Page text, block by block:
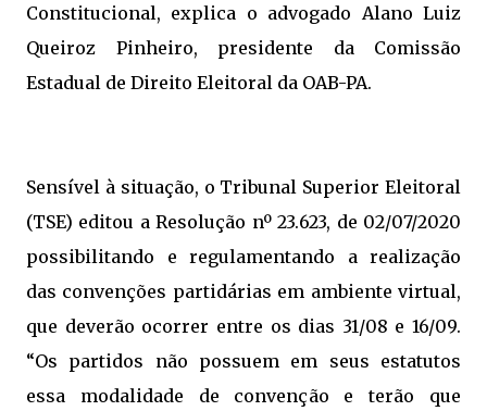
Constitucional, explica o advogado Alano Luiz
Queiroz Pinheiro, presidente da Comissão
Estadual de Direito Eleitoral da OAB-PA.
Sensível à situação, o Tribunal Superior Eleitoral
(TSE) editou a Resolução nº 23.623, de 02/07/2020
possibilitando e regulamentando a realização
das convenções partidárias em ambiente virtual,
que deverão ocorrer entre os dias 31/08 e 16/09.
“Os partidos não possuem em seus estatutos
essa modalidade de convenção e terão que